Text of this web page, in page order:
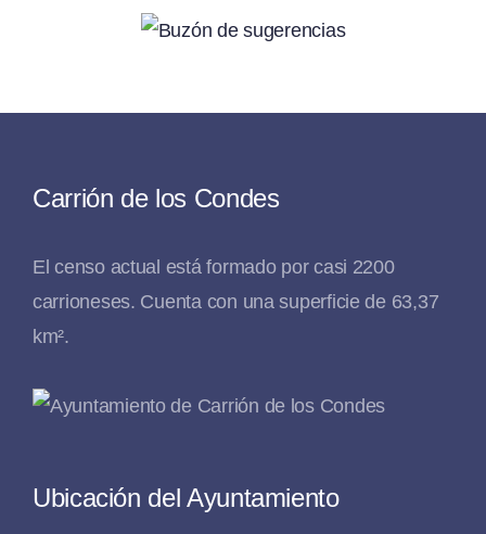
Carrión de los Condes
El censo actual está formado por casi 2200
carrioneses. Cuenta con una superficie de 63,37
km².
Ubicación del Ayuntamiento